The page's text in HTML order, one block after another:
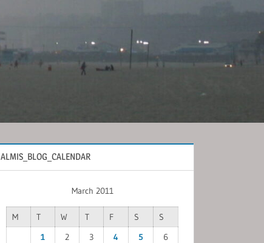
ALMIS_BLOG_CALENDAR
March 2011
M T W T F S
S
1
2 3 4 5
6